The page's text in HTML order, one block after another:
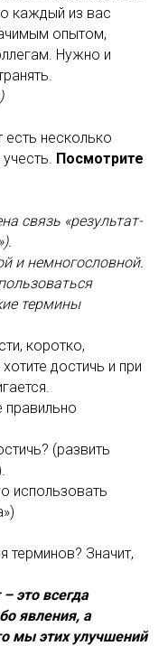
каждый из вас
опытом,
Нужно и
есть несколько
Посмотрите
связь «результат-
и немногословной.
термины
коротко,
достичь и при
правильно
(развить
использовать
терминов? Значит,
– это всегда
явления, а
мы этих улучшений